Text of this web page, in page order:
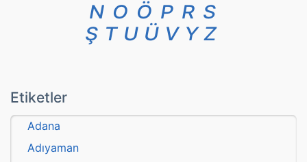
N O Ö P R S
Ş T U Ü V Y Z
Etiketler
Adana
Adıyaman